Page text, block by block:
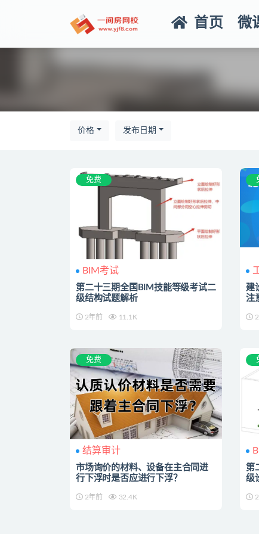
首页 微
价格 发布日期
免费
BIM考试
第二十三期全国BIM技能等级考试二
级结构试题解析
2年前 11.1K
建
注
2
免费
结算审计
市场询价的材料、设备在主合同进
行下浮时是否应进行下浮？
2年前 32.4K
第
级
2
全部